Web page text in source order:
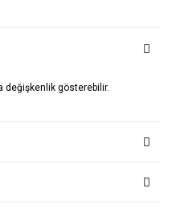
değişkenlik gösterebilir.